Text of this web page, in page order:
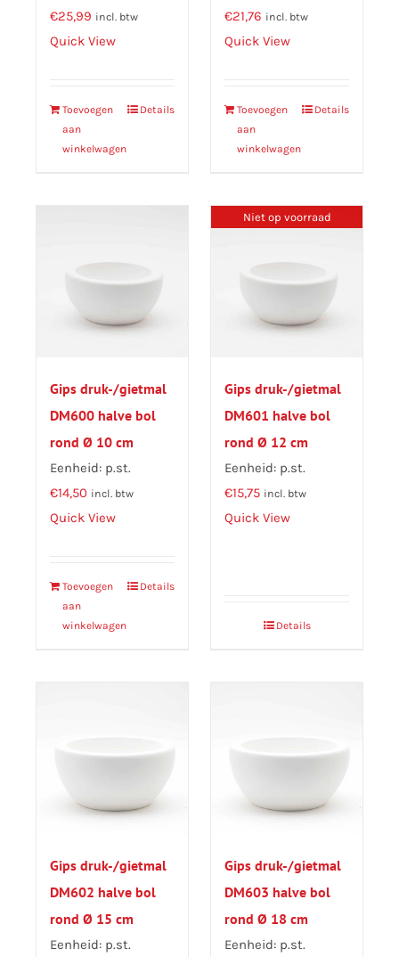
€25,99 incl. btw
Quick View
Toevoegen
aan
winkelwagen
Details
€21,76 incl. btw
Quick View
Toevoegen
aan
winkelwagen
Details
Gips druk-/gietmal
DM600 halve bol
rond Ø 10 cm
Eenheid: p.st.
€14,50 incl. btw
Quick View
Toevoegen
aan
winkelwagen
Details
Niet op voorraad
Gips druk-/gietmal
DM601 halve bol
rond Ø 12 cm
Eenheid: p.st.
€15,75 incl. btw
Quick View
Details
Gips druk-/gietmal
DM602 halve bol
rond Ø 15 cm
Eenheid: p.st.
Gips druk-/gietmal
DM603 halve bol
rond Ø 18 cm
Eenheid: p.st.